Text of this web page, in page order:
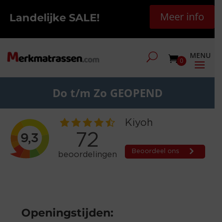
Landelijke SALE! Meer info
0
Do t/m Zo GEOPEND
Openingstijden: